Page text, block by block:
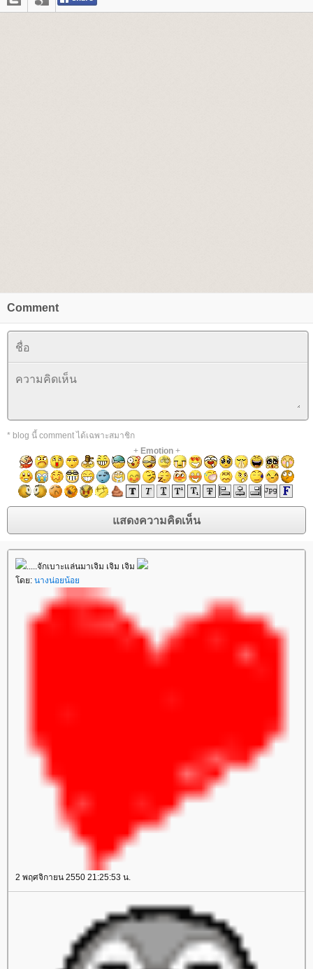
Comment
* blog นี้ comment ได้เฉพาะสมาชิก
+ Emotion+
.....จักเบาะแล่นมาเจิม เจิม เจิม
ดย: นางน่อยน้อ
2 พฤศจิกายน 2550 21:25:53 น.